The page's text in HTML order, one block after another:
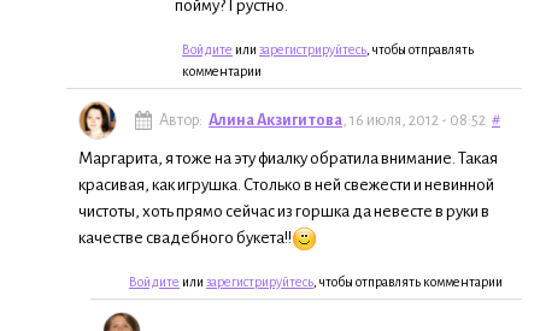
пойму? Грустно.
Войдите или зарегистрируйтесь , чтобы отправлять
комментарии
Автор: Алина Акзигитова , 16 июля, 2012 - 08:52 #
Маргарита, я тоже на эту фиалку обратила внимание. Такая
красивая, как игрушка. Столько в ней свежести и невинной
чистоты, хоть прямо сейчас из горшка да невесте в руки в
качестве свадебного букета!!
Войдите или зарегистрируйтесь , чтобы отправлять комментарии